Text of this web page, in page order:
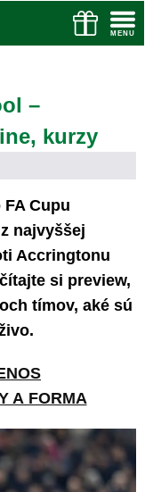
–
kurzy
Cupu
najvyššej
Accringtonu
si preview,
tímov, aké sú
A FORMA